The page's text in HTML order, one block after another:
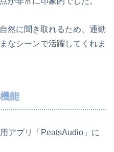
然に聞き取れるため、通勤
なシーンで活躍してくれま
能
アプリ「PeatsAudio」に